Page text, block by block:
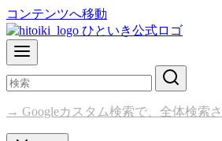
コンテンツへ移動
→ Googleカスタム検索で、全体検索